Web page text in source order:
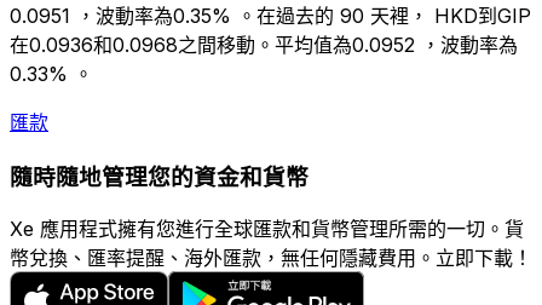
0.0951 ，波動率為0.35% 。在過去的 90 天裡， HKD到GIP
在0.0936和0.0968之間移動。平均值為0.0952 ，波動率為
0.33% 。
匯款
隨時隨地管理您的資金和貨幣
Xe 應用程式擁有您進行全球匯款和貨幣管理所需的一切。貨
幣兌換、匯率提醒、海外匯款，無任何隱藏費用。立即下載！